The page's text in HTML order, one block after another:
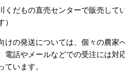
くだもの直売センターで販売して
）
けの発送については、個々の農家
電話やメールなどでの受注には対
ています。